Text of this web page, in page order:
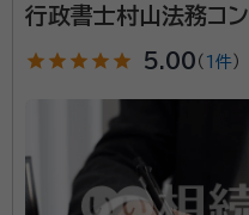
そつなく会話も上手で、依頼以外
面談なども時間や場所を、こち
行政書士村山法務コ
star star star star star 5.00 （ 1件 ）